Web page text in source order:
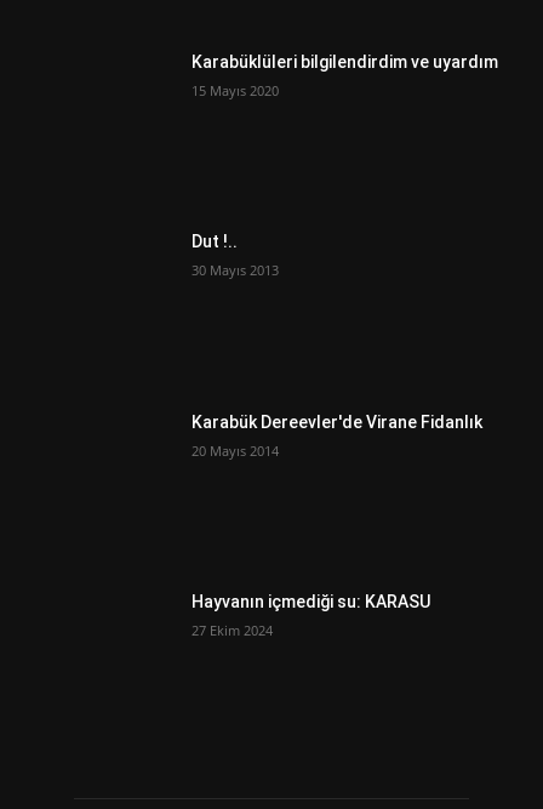
Karabüklüleri bilgilendirdim ve uyardım
15 Mayıs 2020
Dut !..
30 Mayıs 2013
Karabük Dereevler'de Virane Fidanlık
20 Mayıs 2014
Hayvanın içmediği su: KARASU
27 Ekim 2024